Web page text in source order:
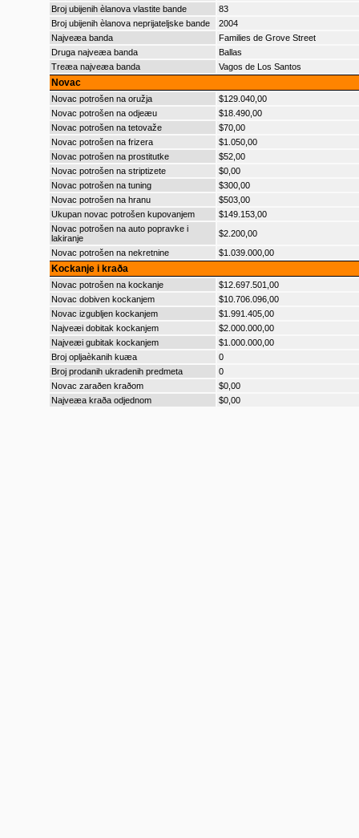
Broj ubijenih èlanova vlastite bande
83
Broj ubijenih èlanova neprijateljske bande
2004
Najveæa banda
Families de Grove Street
Druga najveæa banda
Ballas
Treæa najveæa banda
Vagos de Los Santos
Novac
Novac potrošen na oružja
$129.040,00
Novac potrošen na odjeæu
$18.490,00
Novac potrošen na tetovaže
$70,00
Novac potrošen na frizera
$1.050,00
Novac potrošen na prostitutke
$52,00
Novac potrošen na striptizete
$0,00
Novac potrošen na tuning
$300,00
Novac potrošen na hranu
$503,00
Ukupan novac potrošen kupovanjem
$149.153,00
Novac potrošen na auto popravke i
lakiranje
$2.200,00
Novac potrošen na nekretnine
$1.039.000,00
Kockanje i kraða
Novac potrošen na kockanje
$12.697.501,00
Novac dobiven kockanjem
$10.706.096,00
Novac izgubljen kockanjem
$1.991.405,00
Najveæi dobitak kockanjem
$2.000.000,00
Najveæi gubitak kockanjem
$1.000.000,00
Broj opljaèkanih kuæa
0
Broj prodanih ukradenih predmeta
0
Novac zaraðen kraðom
$0,00
Najveæa kraða odjednom
$0,00